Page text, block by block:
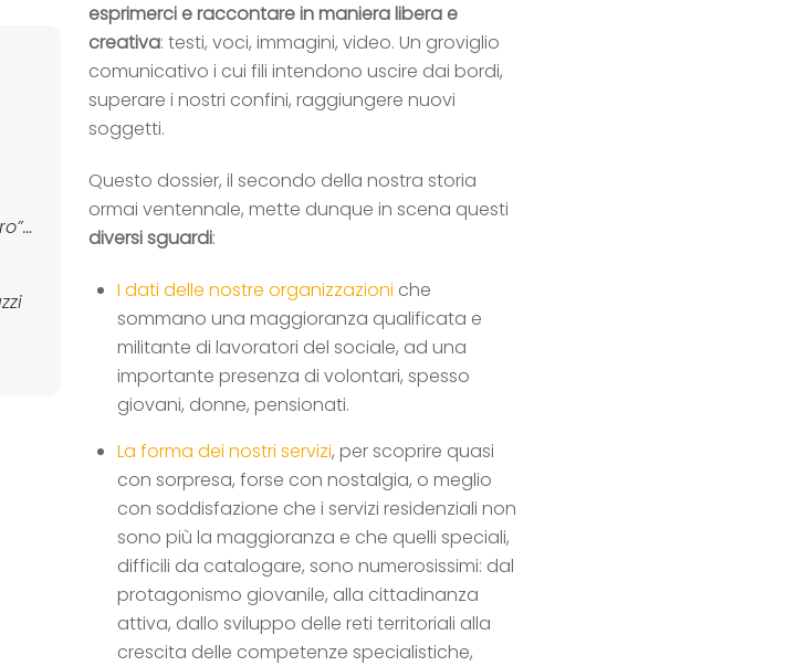
esprimerci e raccontare in maniera libera e
creativa: testi, voci, immagini, video. Un groviglio
comunicativo i cui fili intendono uscire dai bordi,
superare i nostri confini, raggiungere nuovi
soggetti.
Questo dossier, il secondo della nostra storia
ormai ventennale, mette dunque in scena questi
diversi sguardi:
I dati delle nostre organizzazioni che
sommano una maggioranza qualificata e
militante di lavoratori del sociale, ad una
importante presenza di volontari, spesso
giovani, donne, pensionati.
La forma dei nostri servizi, per scoprire quasi
con sorpresa, forse con nostalgia, o meglio
con soddisfazione che i servizi residenziali non
sono più la maggioranza e che quelli speciali,
difficili da catalogare, sono numerosissimi: dal
protagonismo giovanile, alla cittadinanza
attiva, dallo sviluppo delle reti territoriali alla
crescita delle competenze specialistiche,